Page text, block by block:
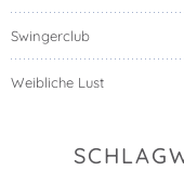
Swingerclub
Weibliche Lust